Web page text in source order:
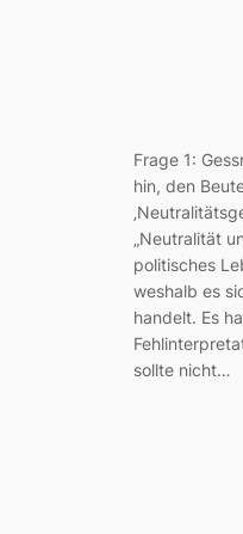
Frage 1:
hin, den
„Neutralität
politisches
weshalb es
handelt. Es
sollte nicht…